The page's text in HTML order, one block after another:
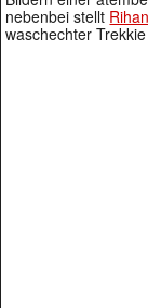
nebenbei stellt
waschechter